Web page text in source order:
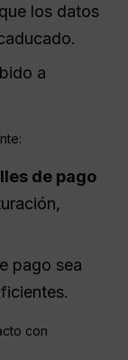
los datos
a
de pago
pago sea
con